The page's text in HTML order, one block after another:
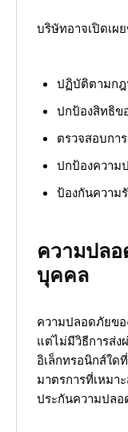
บริษัทอาจเปิดเผ
ปฏิบัติตามก
ปกป้องสิทธิข
ตรวจสอบกา
ปกป้องความ
ป้องกันความ
ความปล
บุคคล
ความปลอดภัยข
แต่ไม่มีวิธีการส่ง
อิเล็กทรอนิกส์ใด
มาตรการที่เหมา
ประกันความปล